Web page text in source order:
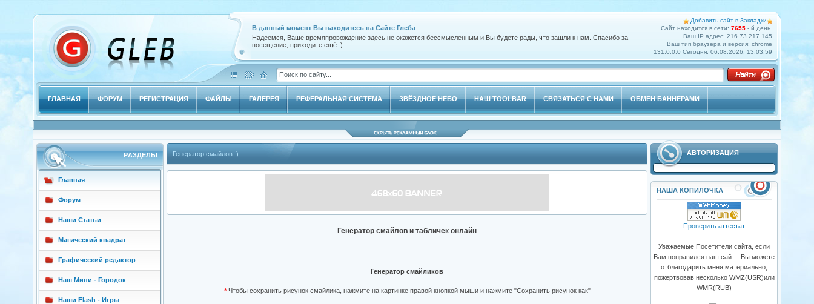
Добавить сайт в Закладки
Сайт находится в сети:7655 - й день.
Ваш IP адрес: 216.73.217.145
Ваш тип браузера и версия: chrome
131.0.0.0 Сегодня: 06.08.2026, 13:03:59
В данный момент Вы находитесь на Сайте Глеба
Надеемся, Ваше времяпровождение здесь не окажется бессмысленным и Вы будете рады, что зашли к нам. Спасибо за
посещение, приходите ещё :)
ГЛАВНАЯ ФОРУМ РЕГИСТРАЦИЯ ФАЙЛЫ ГАЛЕРЕЯ РЕФЕРАЛЬНАЯ СИСТЕМА ЗВЁЗДНОЕ НЕБО НАШ TOOLBAR СВЯЗАТЬСЯ С НАМИ ОБМЕН БАННЕРАМИ
РAЗДЕЛЫ
Главная
Форум
Наши Статьи
Магический квадрат
Графический редактор
Наш Мини - Городок
Наши Flash - Игры
АВТОРИЗАЦИЯ
НАША КОПИЛОЧКА
Проверить аттестат
Уважаемые Посетители сайта, если
Вам понравился наш сайт - Вы можете
отблагодарить меня материально,
пожертвовав несколько WMZ(USR)или
WMR(RUB)
Генератор смайлов :)
Генератор смайлов и табличек онлайн
Генератор смайликов
* Чтобы сохранить рисунок смайлика, нажмите на картинке правой кнопкой мыши и нажмите "Сохранить рисунок как"